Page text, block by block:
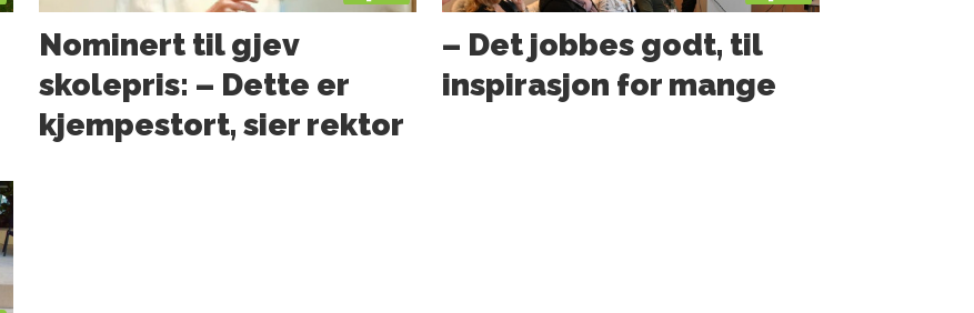
Nominert til gjev
skolepris: – Dette er
kjempestort, sier rektor
– Det jobbes godt, til
inspirasjon for mange